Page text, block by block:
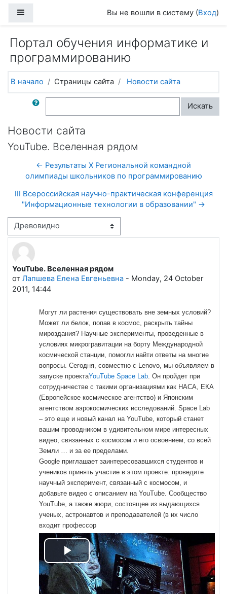
Вы не вошли в систему (Вход)
Портал обучения информатике и
программированию
В начало Страницы сайта Новости сайта
Поиск по форумам Искать
Новости сайта
YouTube. Вселенная рядом
← Результаты X Региональной командной
олимпиады школьников по программированию
III Всероссийская научно-практическая конференция
"Информационные технологии в образовании" →
Режим отображения
YouTube. Вселенная рядом
от Лапшева Елена Евгеньевна - Monday, 24 October
2011, 14:44
Количество ответов: 0
Могут ли растения существовать вне земных условий?
Может ли белок, попав в космос, раскрыть тайны
мироздания? Научные эксперименты, проведенные в
условиях микрогравитации на борту Международной
космической станции, помогли найти ответы на многие
вопросы. Сегодня, совместно с Lenovo, мы объявляем в
запуске проектаYouTube Space Lab . Он пройдет при
сотрудничестве с такими организациями как НАСА, ЕКА
(Европейское космическое агентство) и Японским
агентством аэрокосмических исследований. Space Lab
– это еще и новый канал на YouTube, который станет
вашим проводником в удивительном мире интересных
видео, связанных с космосом и его освоением, со всей
Земли … и за ее пределами.
Google приглашает заинтересовавшихся студентов и
учеников принять участие в этом проекте: проведите
научный эксперимент, связанный с космосом, и
добавьте видео с описанием на YouTube. Сообщество
YouTube, а также жюри, состоящее из выдающихся
ученых, астронавтов и преподавателей (в их число
входит профессор
Воспроизвести
видео